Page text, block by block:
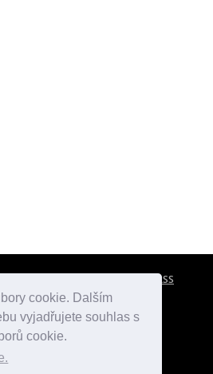
cookie. Dalším
vyjadřujete souhlas s
cookie.
RSS